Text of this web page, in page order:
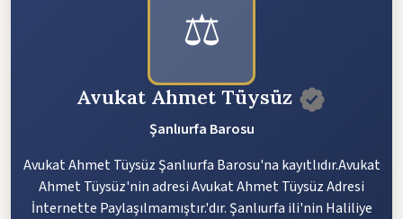
⚖️
Avukat Ahmet Tüysüz
Şanlıurfa Barosu
Avukat Ahmet Tüysüz Şanlıurfa Barosu'na kayıtlıdır.Avukat
Ahmet Tüysüz'nin adresi Avukat Ahmet Tüysüz Adresi
İnternette Paylaşılmamıştır.'dır. Şanlıurfa ili'nin Haliliye